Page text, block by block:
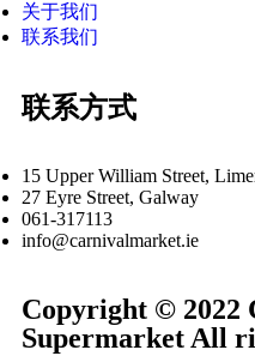
关于我们
联系我们
联系方式
15 Upper William Street,
27 Eyre Street, Galway
061-317113
info@carnivalmarket.ie
Copyright © 2022
Supermarket All